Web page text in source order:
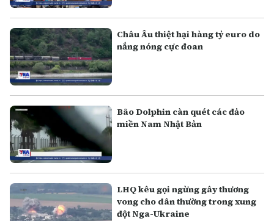
Châu Âu thiệt hại hàng tỷ euro do
nắng nóng cực đoan
Bão Dolphin càn quét các đảo
miền Nam Nhật Bản
LHQ kêu gọi ngừng gây thương
vong cho dân thường trong xung
đột Nga-Ukraine